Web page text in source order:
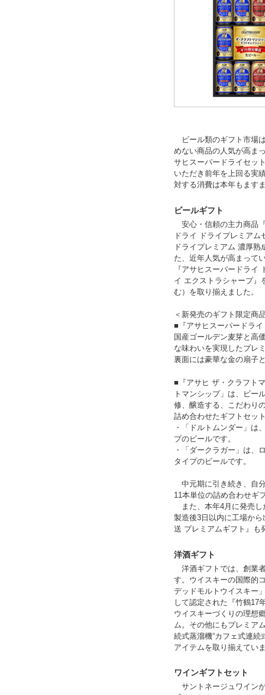
ビール類のギフト市場
めない商品の人気が高ま
サヒスーパードライセッ
いただき前年を上回る実
対する消費は本年もます
ビールギフト
安心・信頼の主力商品
ドライ ドライプレミア
ドライプレミアム 濃厚
た、近年人気が高まって
『アサヒスーパードラ
イ エクストラシャープ』
む）を取り揃えました。
＜新発売のギフト限定商
■『アサヒスーパードラ
国産ゴールデン麦芽と高
な味わいを実現したプレ
裏面には豪華な金の扇子
■『アサヒ ザ・クラフト
トマンシップ」は、ビー
修、醸造する、こだわり
詰め合わせたギフトセッ
・「ドルトムンダー」は
プのビールです。
・「ダークラガー」は、
タイプのビールです。
中元期に引き続き、自
11本単位の詰め合わせギ
また、本年4月に発売し
製造後3日以内に工場か
送 プレミアムギフト』も
洋酒ギフト
洋酒ギフトでは、創業
す。ウイスキーの国際的
デッドモルトウイスキー
して認定された『竹鶴17
ウイスキーづくりの理想
ム。その他にもプレミア
続式蒸溜機“カフェ式連
アイテムを取り揃えてい
ワインギフトセット
サントネージュワイン